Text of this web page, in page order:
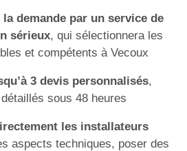
demande par un service de
sérieux, qui sélectionnera les
et compétents à Vecoux
3 devis personnalisés,
sous 48 heures
les installateurs
aspects techniques, poser des